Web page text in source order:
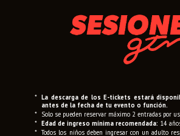
* La descarga de los E-tickets estará
antes de la fecha de tu evento o función.
* Solo se pueden reservar máximo 2 entradas por
* Edad de ingreso mínima recomendada: 14
* Todos los niños deben ingresar con un adulto